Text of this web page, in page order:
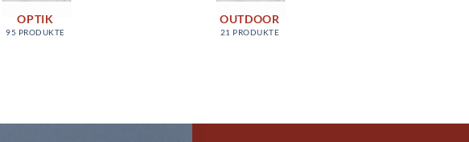
OPTIK
95 PRODUKTE
OUTDOOR
21 PRODUKTE